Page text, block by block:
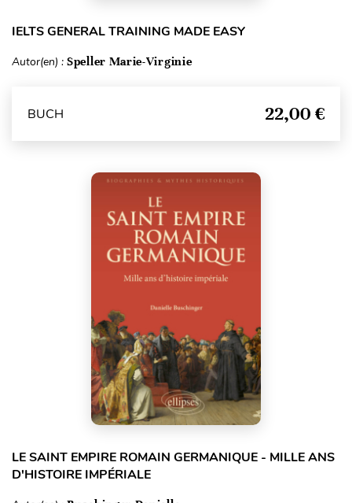
IELTS GENERAL TRAINING MADE EASY
Autor(en) : Speller Marie-Virginie
BUCH 22,00 €
LE SAINT EMPIRE ROMAIN GERMANIQUE - MILLE ANS
D'HISTOIRE IMPÉRIALE